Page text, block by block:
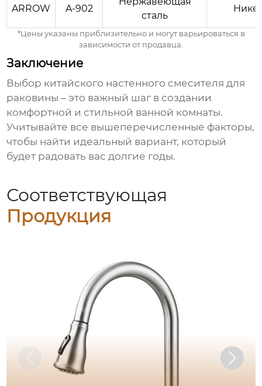
ARROW A-902
сталь
*Цены указаны приблизительно и могут варьироваться в
зависимости от продавца.
Заключение
Выбор китайского настенного смесителя для
раковины – это важный шаг в создании
комфортной и стильной ванной комнаты.
Учитывайте все вышеперечисленные факторы,
чтобы найти идеальный вариант, который
будет радовать вас долгие годы.
Соответствующая
Продукция